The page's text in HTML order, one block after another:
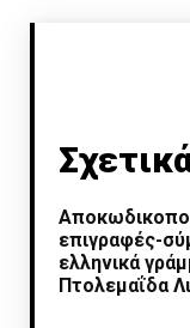
επιγραφές-
ελληνικά
Πτολεμαΐδα